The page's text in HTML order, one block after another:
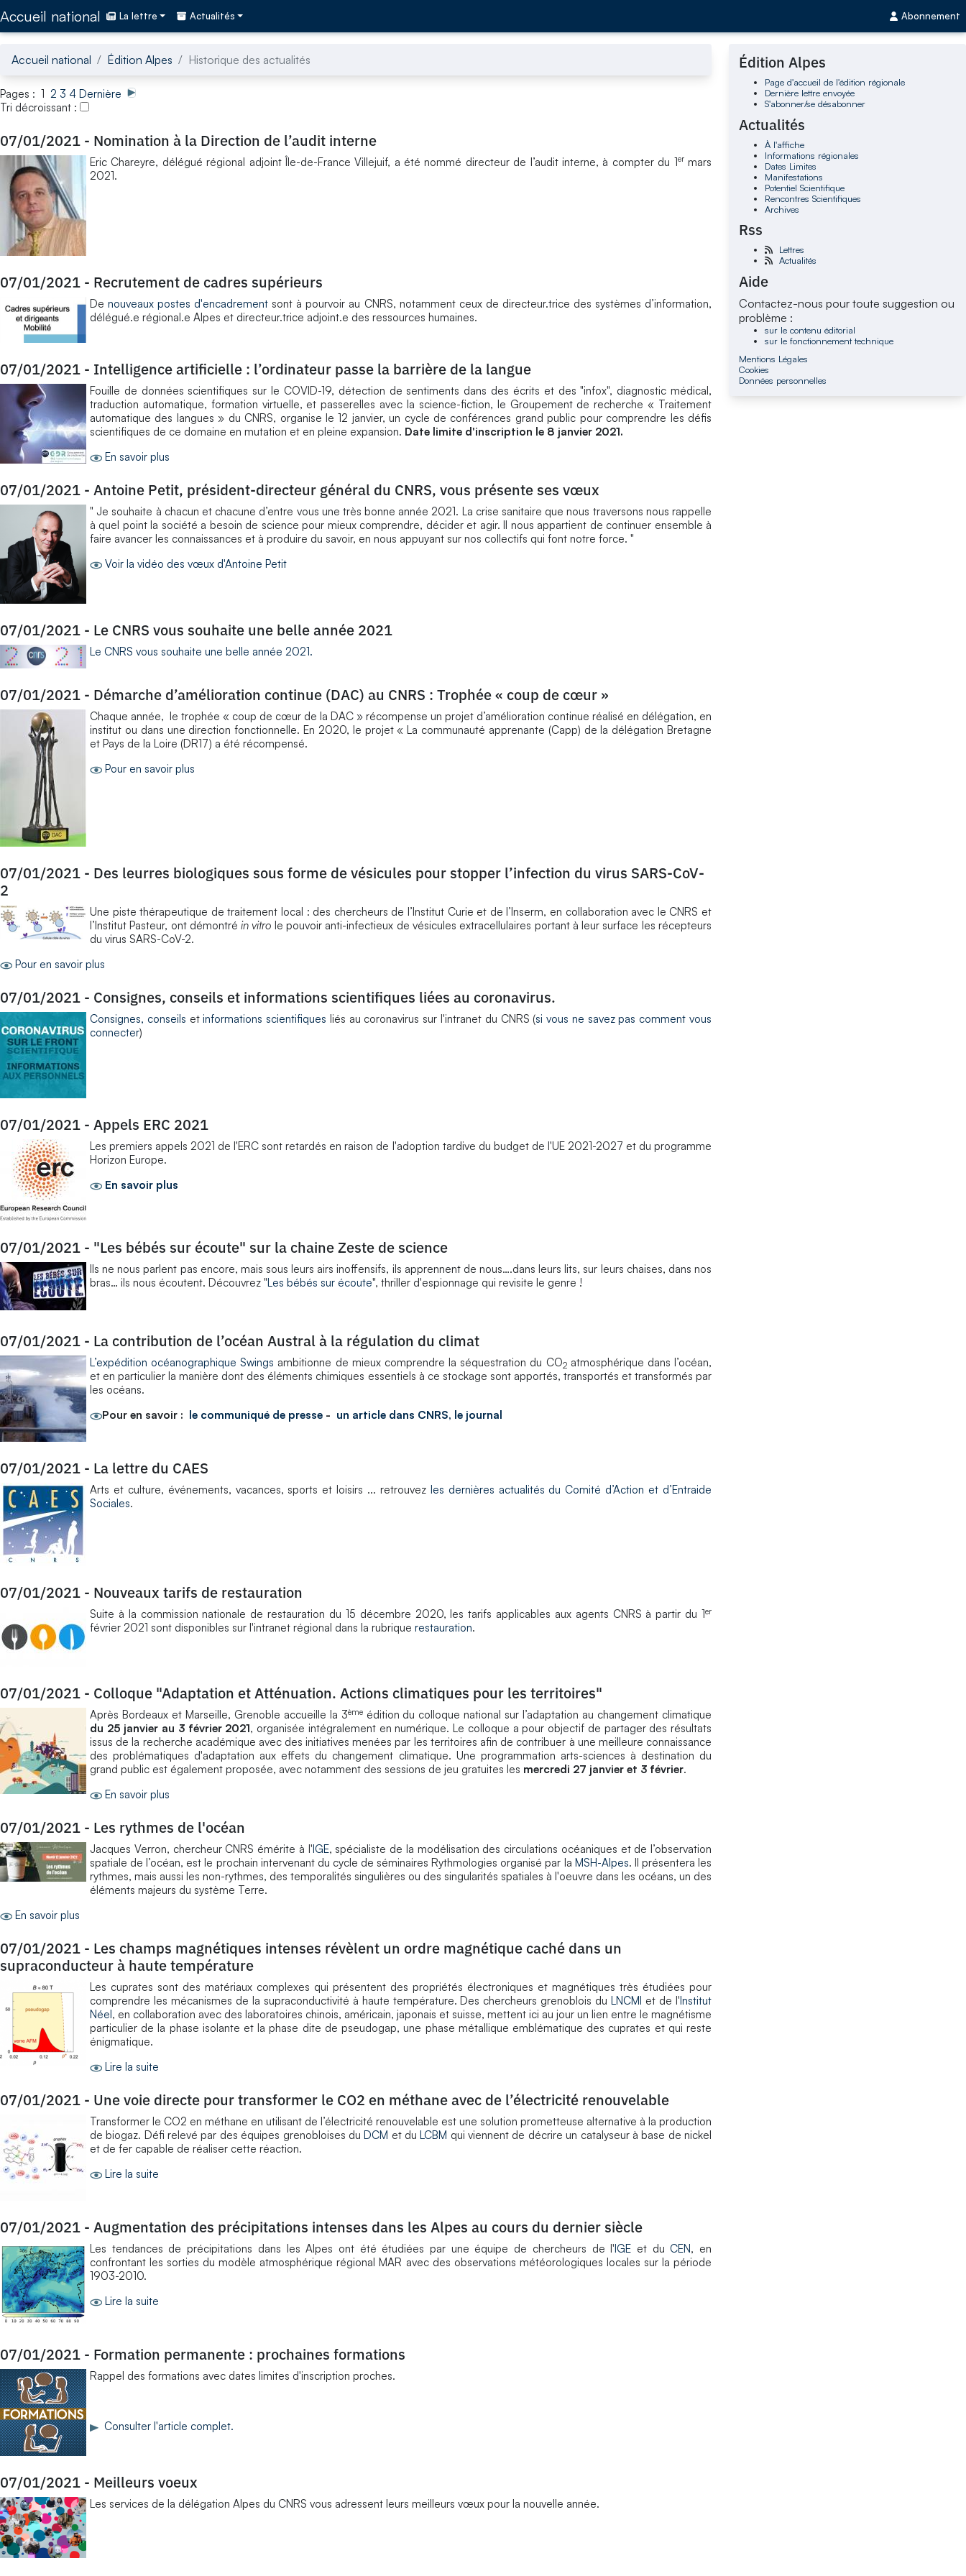
Accueil national La lettre Actualités Abonnement
Accueil national Édition Alpes Historique des actualités
Pages : 1 2 3 4 Dernière
Tri décroissant :
07/01/2021 - Nomination à la Direction de l’audit interne
Eric Chareyre, délégué régional adjoint Île-de-France Villejuif, a été nommé directeur de l’audit interne, à compter du 1ermars
2021.
07/01/2021 - Recrutement de cadres supérieurs
Denouveaux postes d'encadrement sont à pourvoir au CNRS, notamment ceux de directeur.trice des systèmes d’information,
délégué.e régional.e Alpes et directeur.trice adjoint.e des ressources humaines.
07/01/2021 - Intelligence artificielle : l’ordinateur passe la barrière de la langue
Fouille de données scientifiques sur le COVID-19, détection de sentiments dans des écrits et des "infox", diagnostic médical,
traduction automatique, formation virtuelle, et passerelles avec la science-fiction, le Groupement de recherche « Traitement
automatique des langues » du CNRS, organise le 12 janvier, un cycle de conférences grand public pour comprendre les défis
scientifiques de ce domaine en mutation et en pleine expansion. Date limite d'inscription le 8 janvier 2021.
En savoir plus
07/01/2021 - Antoine Petit, président-directeur général du CNRS, vous présente ses vœux
" Je souhaite à chacun et chacune d’entre vous une très bonne année 2021. La crise sanitaire que nous traversons nous rappelle
à quel point la société a besoin de science pour mieux comprendre, décider et agir. Il nous appartient de continuer ensemble à
faire avancer les connaissances et à produire du savoir, en nous appuyant sur nos collectifs qui font notre force. "
Voir la vidéo des vœux d'Antoine Petit
07/01/2021 - Le CNRS vous souhaite une belle année 2021
Le CNRS vous souhaite une belle année 2021.
07/01/2021 - Démarche d’amélioration continue (DAC) au CNRS : Trophée « coup de cœur »
Chaque année, le trophée « coup de cœur de la DAC » récompense un projet d’amélioration continue réalisé en délégation, en
institut ou dans une direction fonctionnelle. En 2020, le projet « La communauté apprenante (Capp) de la délégation Bretagne
et Pays de la Loire (DR17) a été récompensé.
Pour en savoir plus
07/01/2021 - Des leurres biologiques sous forme de vésicules pour stopper l’infection du virus SARS-CoV-
2
Une piste thérapeutique de traitement local : des chercheurs de l’Institut Curie et de l’Inserm, en collaboration avec le CNRS et
l’Institut Pasteur, ont démontréin vitro le pouvoir anti-infectieux de vésicules extracellulaires portant à leur surface les récepteurs
du virus SARS-CoV-2.
Pour en savoir plus
07/01/2021 - Consignes, conseils et informations scientifiques liées au coronavirus.
Consignes, conseils etinformations scientifiques liés au coronavirus sur l'intranet du CNRS (si vous ne savez pas comment vous
connecter)
07/01/2021 - Appels ERC 2021
Les premiers appels 2021 de l'ERC sont retardés en raison de l'adoption tardive du budget de l'UE 2021-2027 et du programme
Horizon Europe.
En savoir plus
07/01/2021 - "Les bébés sur écoute" sur la chaine Zeste de science
Ils ne nous parlent pas encore, mais sous leurs airs inoffensifs, ils apprennent de nous….dans leurs lits, sur leurs chaises, dans nos
bras… ils nous écoutent. Découvrez "Les bébés sur écoute", thriller d'espionnage qui revisite le genre !
07/01/2021 - La contribution de l’océan Austral à la régulation du climat
L’expédition océanographique Swings ambitionne de mieux comprendre la séquestration du CO2atmosphérique dans l’océan,
et en particulier la manière dont des éléments chimiques essentiels à ce stockage sont apportés, transportés et transformés par
les océans.
Pour en savoir :
le communiqué de presse - un article dans CNRS, le journal
07/01/2021 - La lettre du CAES
Arts et culture, événements, vacances, sports et loisirs ... retrouvez les dernières actualités du Comité d’Action et d’Entraide
Sociales.
07/01/2021 - Nouveaux tarifs de restauration
Suite à la commission nationale de restauration du 15 décembre 2020, les tarifs applicables aux agents CNRS à partir du 1er
février 2021 sont disponibles sur l'intranet régional dans la rubrique restauration.
07/01/2021 - Colloque "Adaptation et Atténuation. Actions climatiques pour les territoires"
Après Bordeaux et Marseille, Grenoble accueille la 3èmeédition du colloque national sur l’adaptation au changement climatique
du 25 janvier au 3 février 2021, organisée intégralement en numérique. Le colloque a pour objectif de partager des résultats
issus de la recherche académique avec des initiatives menées par les territoires afin de contribuer à une meilleure connaissance
des problématiques d'adaptation aux effets du changement climatique. Une programmation arts-sciences à destination du
grand public est également proposée, avec notamment des sessions de jeu gratuites les mercredi 27 janvier et 3 février.
En savoir plus
07/01/2021 - Les rythmes de l'océan
Jacques Verron, chercheur CNRS émérite à l' IGE, spécialiste de la modélisation des circulations océaniques et de l’observation
spatiale de l’océan, est le prochain intervenant du cycle de séminaires Rythmologies organisé par la MSH-Alpes. Il présentera les
rythmes, mais aussi les non-rythmes, des temporalités singulières ou des singularités spatiales à l'oeuvre dans les océans, un des
éléments majeurs du système Terre.
En savoir plus
07/01/2021 - Les champs magnétiques intenses révèlent un ordre magnétique caché dans un
supraconducteur à haute température
Les cuprates sont des matériaux complexes qui présentent des propriétés électroniques et magnétiques très étudiées pour
comprendre les mécanismes de la supraconductivité à haute température. Des chercheurs grenoblois du LNCMI et de l' Institut
Néel , en collaboration avec des laboratoires chinois, américain, japonais et suisse, mettent ici au jour un lien entre le magnétisme
particulier de la phase isolante et la phase dite de pseudogap, une phase métallique emblématique des cuprates et qui reste
énigmatique.
Lire la suite
07/01/2021 - Une voie directe pour transformer le CO2 en méthane avec de l’électricité renouvelable
Transformer le CO2 en méthane en utilisant de l’électricité renouvelable est une solution prometteuse alternative à la production
de biogaz. Défi relevé par des équipes grenobloises du DCM et du LCBM qui viennent de décrire un catalyseur à base de nickel
et de fer capable de réaliser cette réaction.
Lire la suite
07/01/2021 - Augmentation des précipitations intenses dans les Alpes au cours du dernier siècle
Les tendances de précipitations dans les Alpes ont été étudiées par une équipe de chercheurs de l' IGE et du CEN, en
confrontant les sorties du modèle atmosphérique régional MAR avec des observations météorologiques locales sur la période
1903-2010.
Lire la suite
07/01/2021 - Formation permanente : prochaines formations
Rappel des formations avec dates limites d'inscription proches.
Consulter l'article complet.
07/01/2021 - Meilleurs voeux
Les services de la délégation Alpes du CNRS vous adressent leurs meilleurs vœux pour la nouvelle année.
Édition Alpes
Page d'accueil de l'édition régionale
Dernière lettre envoyée
S'abonner/se désabonner
Actualités
À l'affiche
Informations régionales
Dates Limites
Manifestations
Potentiel Scientifique
Rencontres Scientifiques
Archives
Rss
Lettres
Actualités
Aide
Contactez-nous pour toute suggestion ou
problème :
sur le contenu éditorial
sur le fonctionnement technique
Mentions Légales
Cookies
Données personnelles